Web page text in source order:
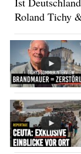
Roland Tichy